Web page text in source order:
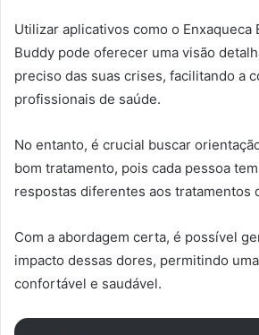
Utilizar aplicativos como o Enxaqueca
Buddy pode oferecer uma visão
preciso das suas crises, facilitando a
profissionais de saúde.
No entanto, é crucial buscar
bom tratamento, pois cada pessoa
respostas diferentes aos tratamentos
Com a abordagem certa, é possível
impacto dessas dores, permitindo
confortável e saudável.